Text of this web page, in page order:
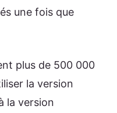
une fois que
plus de 500 000
la version
la version